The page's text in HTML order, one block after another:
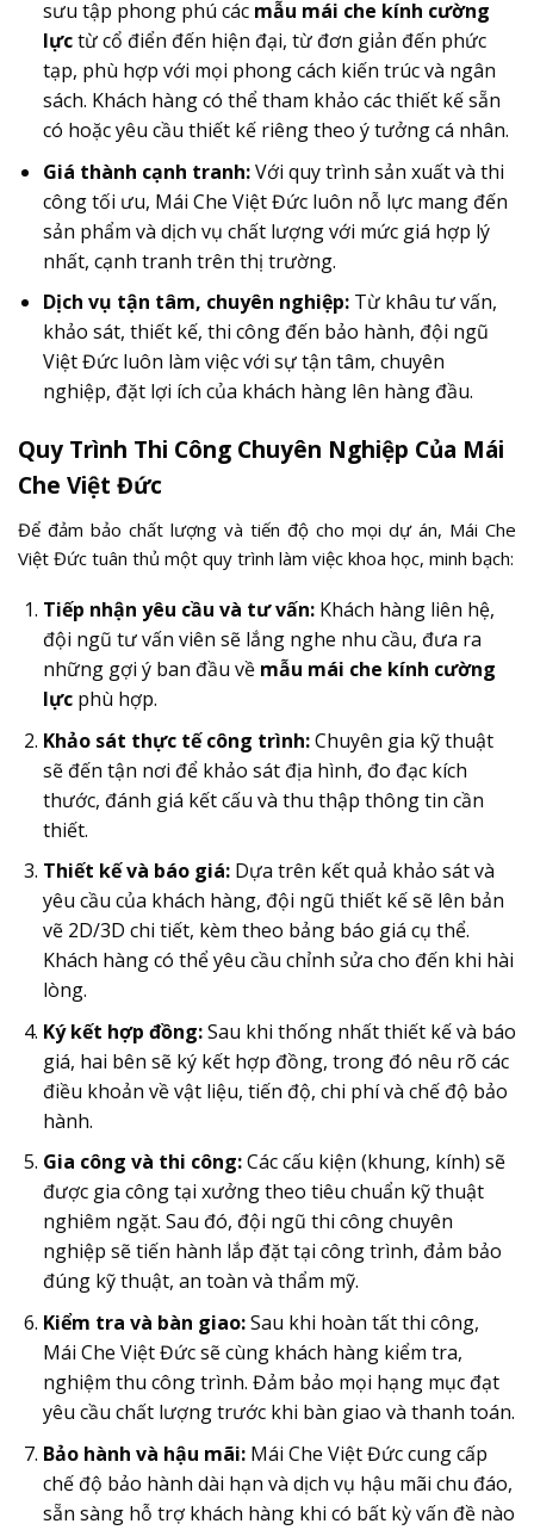
sưu tập phong phú các mẫu mái che kính cường
lựctừ cổ điển đến hiện đại, từ đơn giản đến phức
tạp, phù hợp với mọi phong cách kiến trúc và ngân
sách. Khách hàng có thể tham khảo các thiết kế sẵn
có hoặc yêu cầu thiết kế riêng theo ý tưởng cá nhân.
Giá thành cạnh tranh:Với quy trình sản xuất và thi
công tối ưu, Mái Che Việt Đức luôn nỗ lực mang đến
sản phẩm và dịch vụ chất lượng với mức giá hợp lý
nhất, cạnh tranh trên thị trường.
Dịch vụ tận tâm, chuyên nghiệp:Từ khâu tư vấn,
khảo sát, thiết kế, thi công đến bảo hành, đội ngũ
Việt Đức luôn làm việc với sự tận tâm, chuyên
nghiệp, đặt lợi ích của khách hàng lên hàng đầu.
Quy Trình Thi Công Chuyên Nghiệp Của Mái
Che Việt Đức
Để đảm bảo chất lượng và tiến độ cho mọi dự án, Mái Che
Việt Đức tuân thủ một quy trình làm việc khoa học, minh bạch:
Tiếp nhận yêu cầu và tư vấn:Khách hàng liên hệ,
đội ngũ tư vấn viên sẽ lắng nghe nhu cầu, đưa ra
những gợi ý ban đầu về mẫu mái che kính cường
lựcphù hợp.
Khảo sát thực tế công trình:Chuyên gia kỹ thuật
sẽ đến tận nơi để khảo sát địa hình, đo đạc kích
thước, đánh giá kết cấu và thu thập thông tin cần
thiết.
Thiết kế và báo giá:Dựa trên kết quả khảo sát và
yêu cầu của khách hàng, đội ngũ thiết kế sẽ lên bản
vẽ 2D/3D chi tiết, kèm theo bảng báo giá cụ thể.
Khách hàng có thể yêu cầu chỉnh sửa cho đến khi hài
lòng.
Ký kết hợp đồng:Sau khi thống nhất thiết kế và báo
giá, hai bên sẽ ký kết hợp đồng, trong đó nêu rõ các
điều khoản về vật liệu, tiến độ, chi phí và chế độ bảo
hành.
Gia công và thi công:Các cấu kiện (khung, kính) sẽ
được gia công tại xưởng theo tiêu chuẩn kỹ thuật
nghiêm ngặt. Sau đó, đội ngũ thi công chuyên
nghiệp sẽ tiến hành lắp đặt tại công trình, đảm bảo
đúng kỹ thuật, an toàn và thẩm mỹ.
Kiểm tra và bàn giao:Sau khi hoàn tất thi công,
Mái Che Việt Đức sẽ cùng khách hàng kiểm tra,
nghiệm thu công trình. Đảm bảo mọi hạng mục đạt
yêu cầu chất lượng trước khi bàn giao và thanh toán.
Bảo hành và hậu mãi:Mái Che Việt Đức cung cấp
chế độ bảo hành dài hạn và dịch vụ hậu mãi chu đáo,
sẵn sàng hỗ trợ khách hàng khi có bất kỳ vấn đề nào